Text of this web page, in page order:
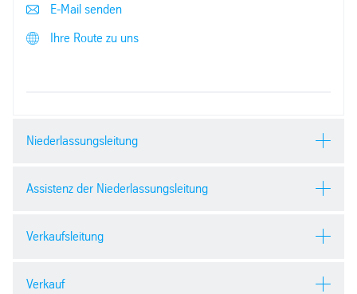
E-Mail senden
Ihre Route zu uns
Niederlassungsleitung
Assistenz der Niederlassungsleitung
Verkaufsleitung
Verkauf